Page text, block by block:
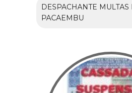
DESPACHANTE
PACAEMBU